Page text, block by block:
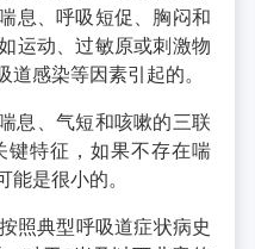
息、呼吸短促、胸闷和
运动、过敏原或刺激物
感染等因素引起的。
息、气短和咳嗽的三联
键特征，如果不存在喘
能是很小的。
照典型呼吸道症状病史